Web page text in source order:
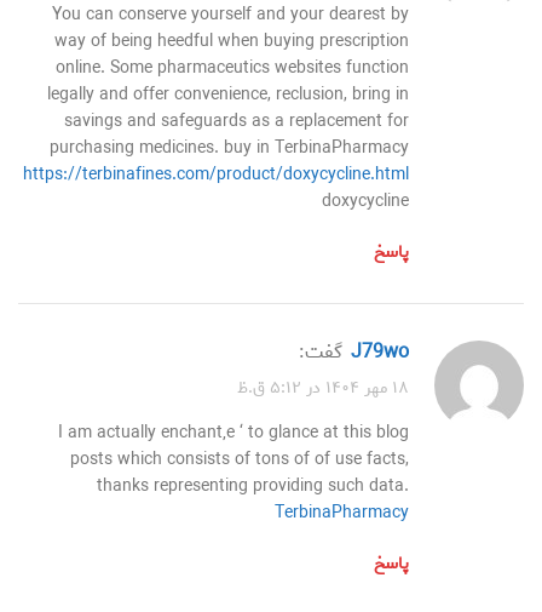
You can conserve yourself and your dearest by
way of being heedful when buying prescription
online. Some pharmaceutics websites function
legally and offer convenience, reclusion, bring in
savings and safeguards as a replacement for
purchasing medicines. buy in TerbinaPharmacy
https://terbinafines.com/product/doxycycline.html
doxycycline
پاسخ
j79wo گفت:
۱۸ مهر ۱۴۰۴ در ۵:۱۲ ق.ظ
I am actually enchant‚e ‘ to glance at this blog
posts which consists of tons of of use facts,
thanks representing providing such data.
TerbinaPharmacy
پاسخ